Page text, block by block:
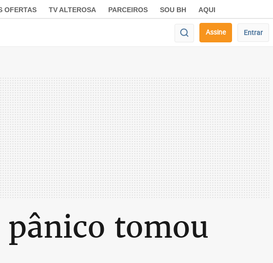
OFERTAS TV ALTEROSA PARCEIROS SOU BH AQUI
Assine Entrar
tomou